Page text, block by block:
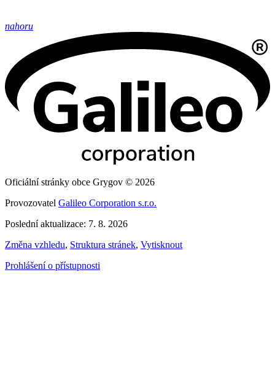
nahoru
Oficiální stránky obce Grygov © 2026
Provozovatel Galileo Corporation s.r.o.
Poslední aktualizace: 7. 8. 2026
Změna vzhledu, Struktura stránek, Vytisknout
Prohlášení o přístupnosti